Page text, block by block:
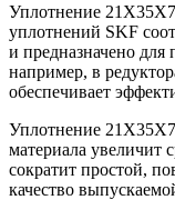
Уплотнение
уплотнений SKF
и предназначено
например, в
обеспечивает
Уплотнение
материала увеличит
сократит простой,
качество